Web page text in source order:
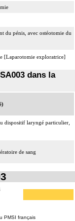
du pénis, avec ostéotomie du
[Laparotomie exploratrice]
dans la
dispositif laryngé particulier,
de sang
PMSI français